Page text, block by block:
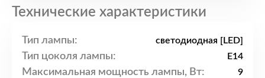
Технические характеристики
Тип лампы: светодиодная [LED]
Тип цоколя лампы: E14
Максимальная мощность лампы, Вт: 9